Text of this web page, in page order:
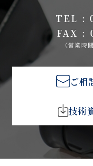
TEL :
FAX :
（営業時
ご相
技術